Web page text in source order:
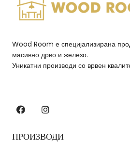
Wood Room е специјализирана
масивно дрво и железо.
Уникатни производи со врвен
ПРОИЗВОДИ